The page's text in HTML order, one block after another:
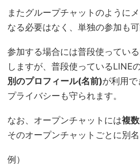
またグループチャットのように
なる必要はなく、単独の参加も可
参加する場合には普段使ってい
しますが、普段使っているLINE
別のプロフィール(名前)が利用で
プライバシーも守られます。
なお、オープンチャットには複
そのオープンチャットごとに別名
例）